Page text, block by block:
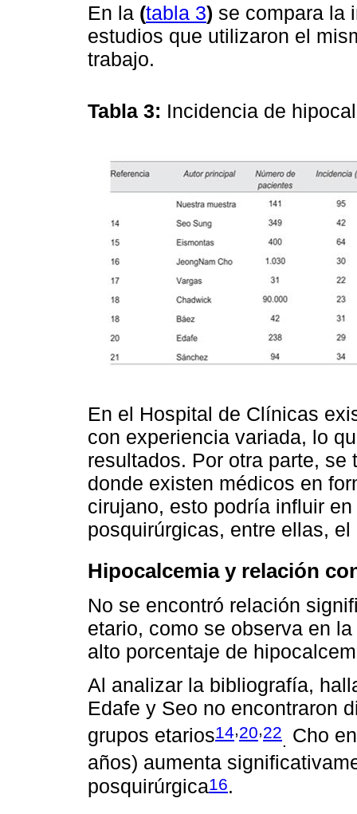
En la (tabla 3) se compara la
estudios que utilizaron el
trabajo.
Tabla 3: Incidencia de
En el Hospital de Clínicas
con experiencia variada, lo
resultados. Por otra parte,
donde existen médicos en
cirujano, esto podría influir
posquirúrgicas, entre ellas,
Hipocalcemia y relación
No se encontró relación
etario, como se observa en
alto porcentaje de
Al analizar la bibliografía,
Edafe y Seo no encontraron
grupos etarios14,20,22. Cho
años) aumenta
posquirúrgica16.